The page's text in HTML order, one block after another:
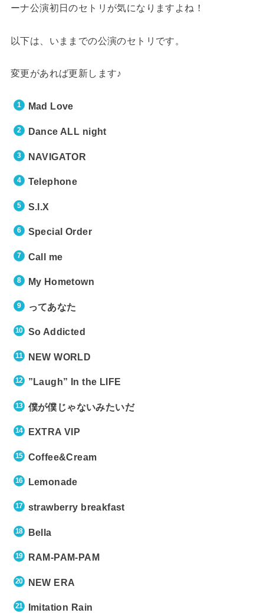
ーナ公演初日のセトリが気になりますよね！
以下は、いままでの公演のセトリです。
変更があれば更新します♪
Mad Love
Dance ALL night
NAVIGATOR
Telephone
S.I.X
Special Order
Call me
My Hometown
ってあなた
So Addicted
NEW WORLD
”Laugh” In the LIFE
僕が僕じゃないみたいだ
EXTRA VIP
Coffee&Cream
Lemonade
strawberry breakfast
Bella
RAM-PAM-PAM
NEW ERA
Imitation Rain